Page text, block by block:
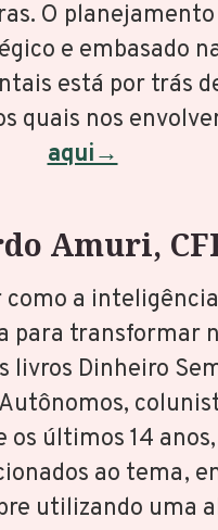
O
e embasado
está por trás
quais nos
aqui→
Amuri,
como a
para transformar
livros Dinheiro
os últimos 14
ao tema,
utilizando uma